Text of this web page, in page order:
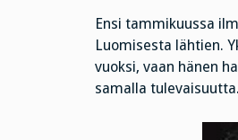
Ensi tammikuussa
Luomisesta lähtien.
vuoksi, vaan hänen
samalla tulevaisuutta.